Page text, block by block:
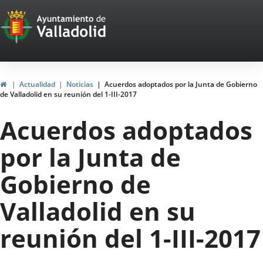
Portal
Web
del
Ayuntamiento
de
Valladolid
HomeActualidad Noticias
Acuerdos adoptados por la Junta de Gobierno
de Valladolid en su reunión del 1-III-2017
Acuerdos adoptados
por la Junta de
Gobierno de
Valladolid en su
reunión del 1-III-2017